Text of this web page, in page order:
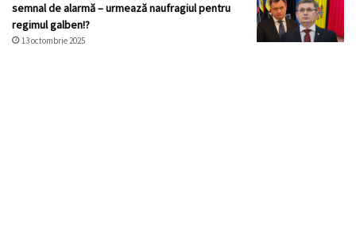
semnal de alarmă – urmează naufragiul pentru
regimul galben!?
13 octombrie 2025